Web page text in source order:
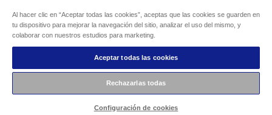
Información sobre cookies
Compromiso de accesibilidad de Epson
Copyright © 2026 Seiko Epson
Al hacer clic en “Aceptar todas las cookies”, aceptas que las cookies se guarden en
tu dispositivo para mejorar la navegación del sitio, analizar el uso del mismo, y
colaborar con nuestros estudios para marketing.
Aceptar todas las cookies
Rechazarlas todas
Configuración de cookies